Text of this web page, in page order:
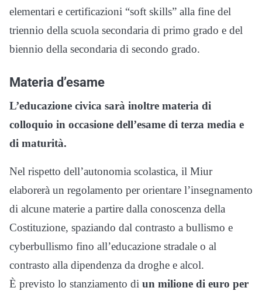
elementari e certificazioni “soft skills” alla fine del
triennio della scuola secondaria di primo grado e del
biennio della secondaria di secondo grado.
Materia d’esame
L’educazione civica sarà inoltre materia di
colloquio in occasione dell’esame di terza media e
di maturità.
Nel rispetto dell’autonomia scolastica, il Miur
elaborerà un regolamento per orientare l’insegnamento
di alcune materie a partire dalla conoscenza della
Costituzione, spaziando dal contrasto a bullismo e
cyberbullismo fino all’educazione stradale o al
contrasto alla dipendenza da droghe e alcol.
È previsto lo stanziamento di un milione di euro per